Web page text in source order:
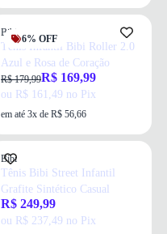
6% OFF
Bibi
Tênis Infantil Bibi Roller 2.0
Azul e Rosa de Coração
R$ 179,99R$ 169,99
ou R$ 161,49 no Pix
em até 3x de R$ 56,66
Bibi
Tênis Bibi Street Infantil
Grafite Sintético Casual
R$ 249,99
ou R$ 237,49 no Pix